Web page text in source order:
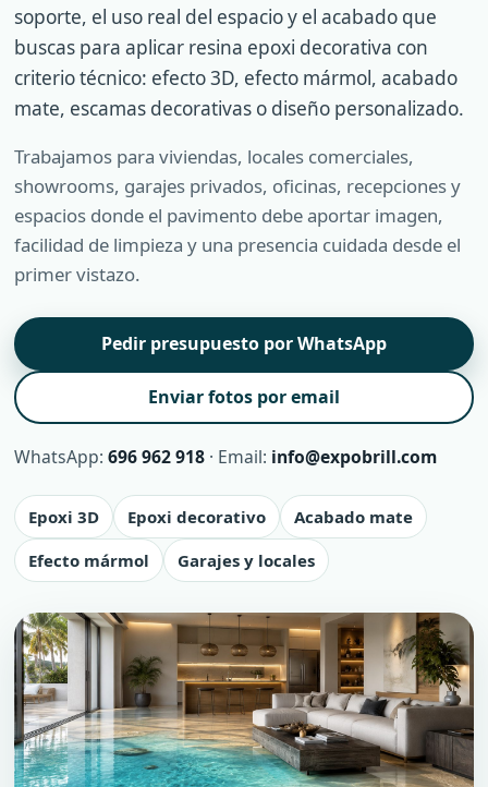
soporte, el uso real del espacio y el acabado que
buscas para aplicar resina epoxi decorativa con
criterio técnico: efecto 3D, efecto mármol, acabado
mate, escamas decorativas o diseño personalizado.
Trabajamos para viviendas, locales comerciales,
showrooms, garajes privados, oficinas, recepciones y
espacios donde el pavimento debe aportar imagen,
facilidad de limpieza y una presencia cuidada desde el
primer vistazo.
Pedir presupuesto por WhatsApp
Enviar fotos por email
WhatsApp: 696 962 918 · Email: info@expobrill.com
Epoxi 3D Epoxi decorativo
Acabado mate
Efecto mármol
Garajes y locales